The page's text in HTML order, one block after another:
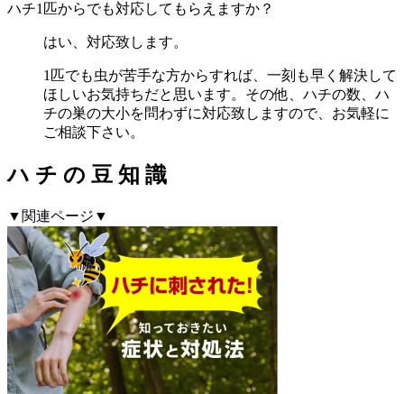
ハチ1匹からでも対応してもらえますか？
はい、対応致します。
1匹でも虫が苦手な方からすれば、一刻も早く解決して
ほしいお気持ちだと思います。その他、ハチの数、ハ
チの巣の大小を問わずに対応致しますので、お気軽に
ご相談下さい。
ハ チ の 豆 知 識
▼関連ページ▼